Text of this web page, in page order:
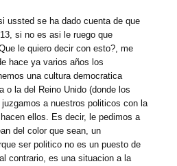
ussted se ha dado cuenta de que
si no es asi le ruego que
le quiero decir con esto?, me
hace ya varios años los
una cultura democratica
o la del Reino Unido (donde los
a nuestros politicos con la
ellos. Es decir, le pedimos a
del color que sean, un
ser politico no es un puesto de
contrario, es una situacion a la